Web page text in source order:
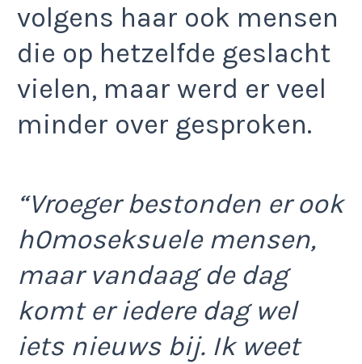
volgens haar ook mensen
die op hetzelfde geslacht
vielen, maar werd er veel
minder over gesproken.
“Vroeger bestonden er ook
h0moseksuele mensen,
maar vandaag de dag
komt er iedere dag wel
iets nieuws bij. Ik weet